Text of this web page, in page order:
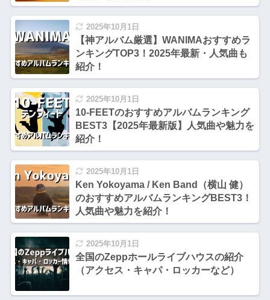
2025年10月1日
【神アルバム厳選】WANIMAおすすめラ
ンキングTOP3！2025年最新・人気曲も
紹介！
2025年10月1日
10-FEETのおすすめアルバムランキング
BEST3【2025年最新版】人気曲や魅力を
紹介！
2025年10月1日
Ken Yokoyama / Ken Band（横山 健）
のおすすめアルバムランキングBEST3！
人気曲や魅力を紹介！
2025年10月1日
全国のZeppホールライブハウスの紹介
（アクセス・キャパ・ロッカーなど）